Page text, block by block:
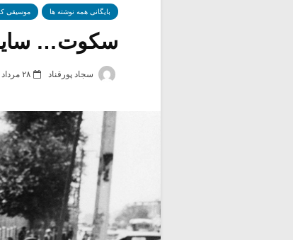
بایگانی همه نوشته ها موسیقی
سکوت…
سجاد پورقناد ۲۸ مرداد ۱۴۰۲